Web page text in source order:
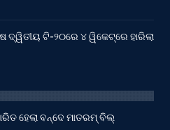
ଟି-୨୦ରେ ୪ ୱିକେଟ୍‌ରେ ହାରିଲା
ହେଲା ବନ୍ଦେ ମାତରମ୍‌ ବିଲ୍‌